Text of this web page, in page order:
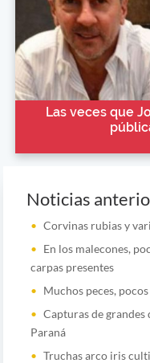
Las veces que
Noticias
Corvinas rubias y
En los malecones,
carpas presentes
Muchos peces,
Capturas de
Paraná
Truchas arco iris